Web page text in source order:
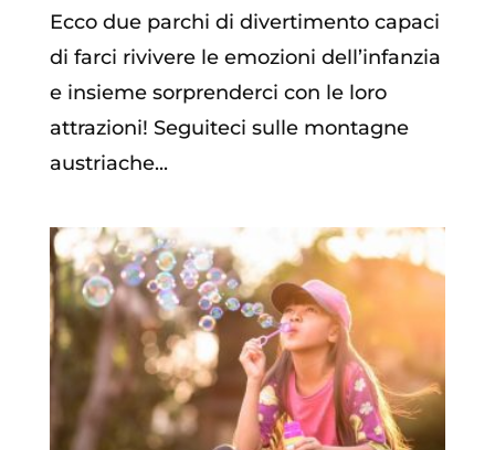
Ecco due parchi di divertimento capaci
di farci rivivere le emozioni dell’infanzia
e insieme sorprenderci con le loro
attrazioni! Seguiteci sulle montagne
austriache...